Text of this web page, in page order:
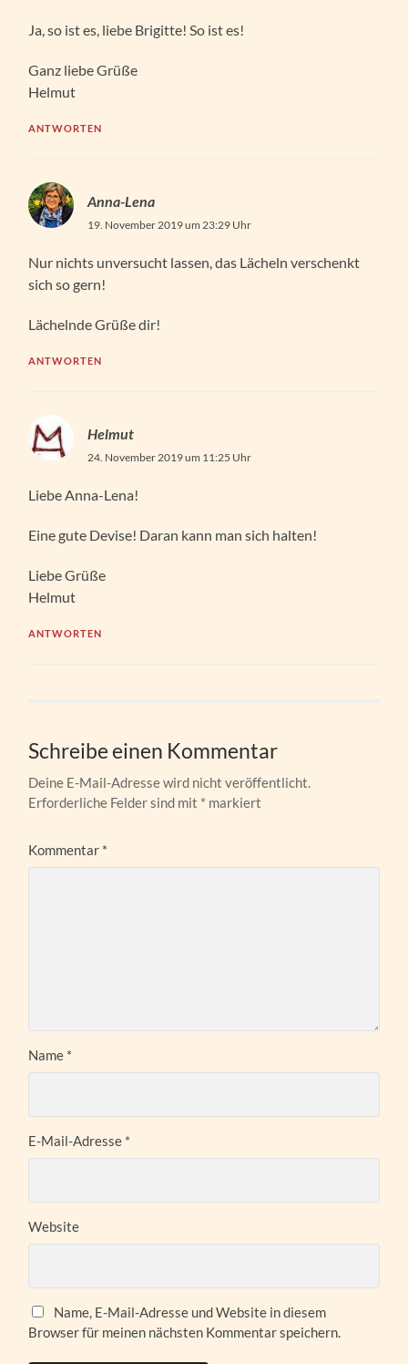
Ja, so ist es, liebe Brigitte! So ist es!
Ganz liebe Grüße
Helmut
ANTWORTEN
Anna-Lena
19. November 2019 um 23:29 Uhr
Nur nichts unversucht lassen, das Lächeln verschenkt
sich so gern!
Lächelnde Grüße dir!
ANTWORTEN
Helmut
24. November 2019 um 11:25 Uhr
Liebe Anna-Lena!
Eine gute Devise! Daran kann man sich halten!
Liebe Grüße
Helmut
ANTWORTEN
Schreibe einen Kommentar
Deine E-Mail-Adresse wird nicht veröffentlicht.
Erforderliche Felder sind mit * markiert
Kommentar *
Name *
E-Mail-Adresse *
Website
Name, E-Mail-Adresse und Website in diesem
Browser für meinen nächsten Kommentar speichern.